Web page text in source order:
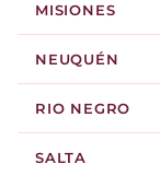
MISIONES
NEUQUÉN
RIO NEGRO
SALTA